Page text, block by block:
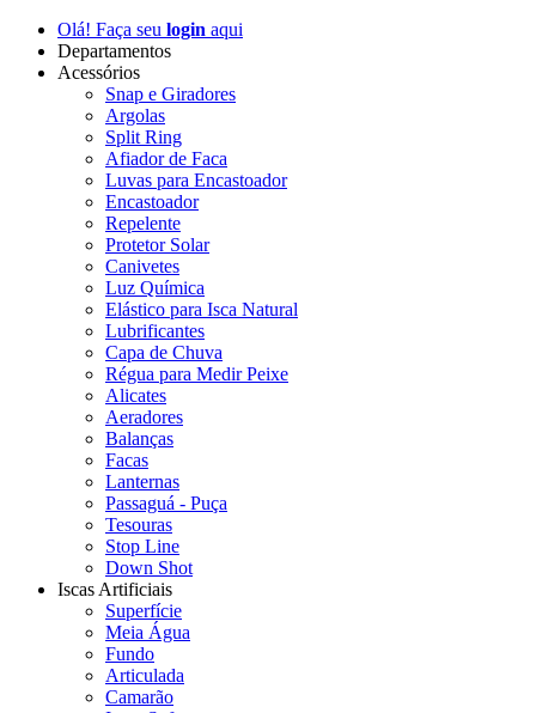
Olá! Faça seu login aqui
Departamentos
Acessórios
Snap e Giradores
Argolas
Split Ring
Afiador de Faca
Luvas para Encastoador
Encastoador
Repelente
Protetor Solar
Canivetes
Luz Química
Elástico para Isca Natural
Lubrificantes
Capa de Chuva
Régua para Medir Peixe
Alicates
Aeradores
Balanças
Facas
Lanternas
Passaguá - Puça
Tesouras
Stop Line
Down Shot
Iscas Artificiais
Superfície
Meia Água
Fundo
Articulada
Camarão